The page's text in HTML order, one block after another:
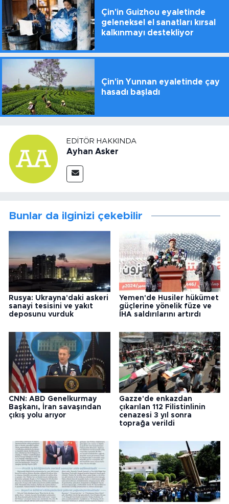
Çin'in Guizhou eyaletinde
geleneksel el sanatları kırsal
kalkınmayı destekliyor
Çin'in Yunnan eyaletinde çay
hasadı başladı
EDITÖR HAKKINDA
Ayhan Asker
Bunlar da ilginizi çekebilir
Rusya: Ukrayna'daki askeri
sanayi tesisini ve yakıt
deposunu vurduk
Yemen'de Husiler hükümet
güçlerine yönelik füze ve
İHA saldırılarını artırdı
CNN: ABD Genelkurmay
Başkanı, İran savaşından
çıkış yolu arıyor
Gazze'de enkazdan
çıkarılan 112 Filistinlinin
cenazesi 3 yıl sonra
toprağa verildi